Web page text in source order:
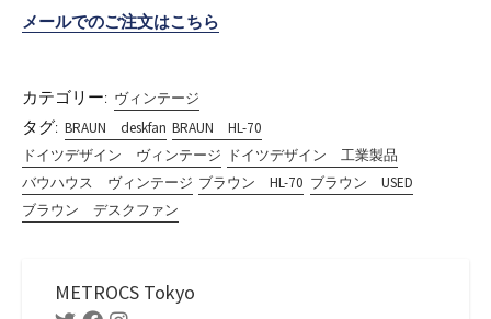
メールでのご注文はこちら
カテゴリー: ヴィンテージ
タグ: BRAUN deskfan BRAUN HL-70
ドイツデザイン ヴィンテージ ドイツデザイン 工業製品
バウハウス ヴィンテージ ブラウン HL-70 ブラウン USED
ブラウン デスクファン
METROCS Tokyo